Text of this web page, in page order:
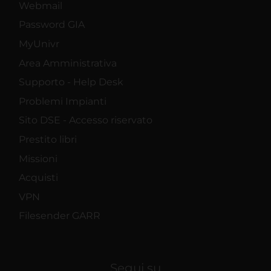
Webmail
Password GIA
MyUnivr
Area Amministrativa
Supporto - Help Desk
Problemi Impianti
Sito DSE - Accesso riservato
Prestito libri
Missioni
Acquisti
VPN
Filesender GARR
Segui su